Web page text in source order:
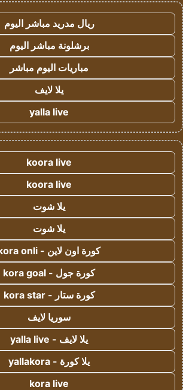
ريال مدريد مباشر اليوم
برشلونة مباشر اليوم
مباريات اليوم مباشر
يلا لايف
yalla live
koora live
koora live
يلا شوت
يلا شوت
كورة اون لاين - kora onli
كورة جول - kora goal
كورة ستار - kora star
سوريا لايف
يلا لايف - yalla live
يلا كورة - yallakora
kora live